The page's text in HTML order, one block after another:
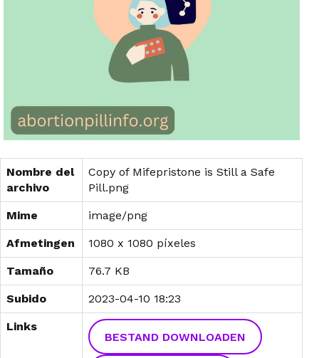
Nombre del
archivo
Copy of Mifepristone is Still a Safe
Pill.png
Mime image/png
Afmetingen 1080 x 1080 píxeles
Tamaño 76.7 KB
Subido 2023-04-10 18:23
Links
BESTAND DOWNLOADEN